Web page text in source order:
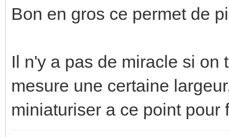
Bon en gros ce permet de
Il n'y a pas de miracle si on
mesure une certaine
miniaturiser a ce point